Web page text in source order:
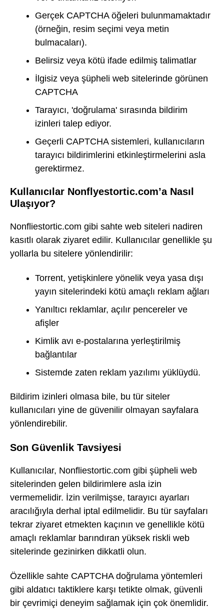
Gerçek CAPTCHA öğeleri bulunmamaktadır
(örneğin, resim seçimi veya metin
bulmacaları).
Belirsiz veya kötü ifade edilmiş talimatlar
İlgisiz veya şüpheli web sitelerinde görünen
CAPTCHA
Tarayıcı, 'doğrulama' sırasında bildirim
izinleri talep ediyor.
Geçerli CAPTCHA sistemleri, kullanıcıların
tarayıcı bildirimlerini etkinleştirmelerini asla
gerektirmez.
Kullanıcılar Nonflyestortic.com’a Nasıl
Ulaşıyor?
Nonfliestortic.com gibi sahte web siteleri nadiren
kasıtlı olarak ziyaret edilir. Kullanıcılar genellikle şu
yollarla bu sitelere yönlendirilir:
Torrent, yetişkinlere yönelik veya yasa dışı
yayın sitelerindeki kötü amaçlı reklam ağları
Yanıltıcı reklamlar, açılır pencereler ve
afişler
Kimlik avı e-postalarına yerleştirilmiş
bağlantılar
Sistemde zaten reklam yazılımı yüklüydü.
Bildirim izinleri olmasa bile, bu tür siteler
kullanıcıları yine de güvenilir olmayan sayfalara
yönlendirebilir.
Son Güvenlik Tavsiyesi
Kullanıcılar, Nonfliestortic.com gibi şüpheli web
sitelerinden gelen bildirimlere asla izin
vermemelidir. İzin verilmişse, tarayıcı ayarları
aracılığıyla derhal iptal edilmelidir. Bu tür sayfaları
tekrar ziyaret etmekten kaçının ve genellikle kötü
amaçlı reklamlar barındıran yüksek riskli web
sitelerinde gezinirken dikkatli olun.
Özellikle sahte CAPTCHA doğrulama yöntemleri
gibi aldatıcı taktiklere karşı tetikte olmak, güvenli
bir çevrimiçi deneyim sağlamak için çok önemlidir.